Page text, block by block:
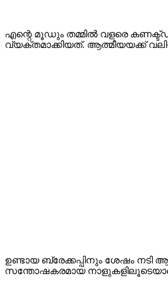
എന്റെ മൂഡും തമ്മില്‍ വളരെ
വ്യക്തമാക്കിയത്. ആത്മീയയക്ക്
ഉണ്ടായ ബ്രേക്കപ്പിനും ശേഷം നടി
സന്തോഷകരമായ